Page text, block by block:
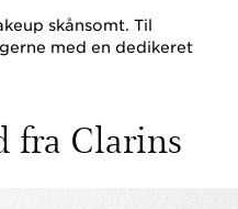
skånsomt. Til
med en dedikeret
fra Clarins